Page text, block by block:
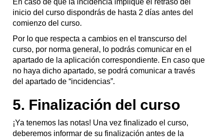
En caso de que la incidencia implique el retraso del
inicio del curso dispondrás de hasta 2 días antes del
comienzo del curso.
Por lo que respecta a cambios en el transcurso del
curso, por norma general, lo podrás comunicar en el
apartado de la aplicación correspondiente. En caso que
no haya dicho apartado, se podrá comunicar a través
del apartado de “incidencias”.
5. Finalización del curso
¡Ya tenemos las notas! Una vez finalizado el curso,
deberemos informar de su finalización antes de la